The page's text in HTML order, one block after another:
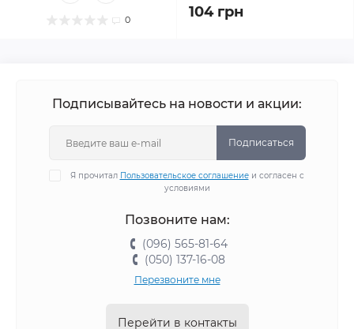
0 104 грн
Подписывайтесь на новости и акции:
Подписаться
Я прочитал Пользовательское соглашениеи согласен с
условиями
Позвоните нам:
(096) 565-81-64
(050) 137-16-08
Перезвоните мне
Перейти в контакты